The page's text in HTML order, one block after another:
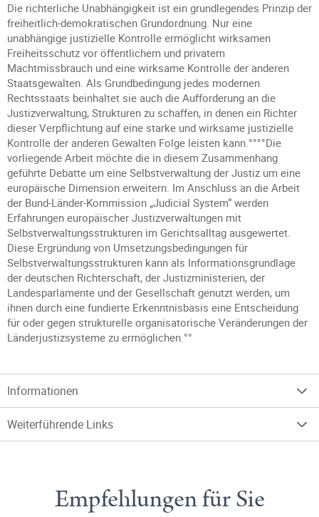
Die richterliche Unabhängigkeit ist ein grundlegendes Prinzip der
freiheitlich-demokratischen Grundordnung. Nur eine
unabhängige justizielle Kontrolle ermöglicht wirksamen
Freiheitsschutz vor öffentlichem und privatem
Machtmissbrauch und eine wirksame Kontrolle der anderen
Staatsgewalten. Als Grundbedingung jedes modernen
Rechtsstaats beinhaltet sie auch die Aufforderung an die
Justizverwaltung, Strukturen zu schaffen, in denen ein Richter
dieser Verpflichtung auf eine starke und wirksame justizielle
Kontrolle der anderen Gewalten Folge leisten kann.°°°°Die
vorliegende Arbeit möchte die in diesem Zusammenhang
geführte Debatte um eine Selbstverwaltung der Justiz um eine
europäische Dimension erweitern. Im Anschluss an die Arbeit
der Bund-Länder-Kommission „Judicial System“ werden
Erfahrungen europäischer Justizverwaltungen mit
Selbstverwaltungsstrukturen im Gerichtsalltag ausgewertet.
Diese Ergründung von Umsetzungsbedingungen für
Selbstverwaltungsstrukturen kann als Informationsgrundlage
der deutschen Richterschaft, der Justizministerien, der
Landesparlamente und der Gesellschaft genutzt werden, um
ihnen durch eine fundierte Erkenntnisbasis eine Entscheidung
für oder gegen strukturelle organisatorische Veränderungen der
Länderjustizsysteme zu ermöglichen.°°
Informationen
Weiterführende Links
Empfehlungen für Sie